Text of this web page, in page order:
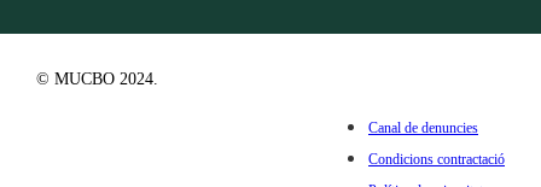
© MUCBO 2024.
Canal de denuncies
Condicions contractació